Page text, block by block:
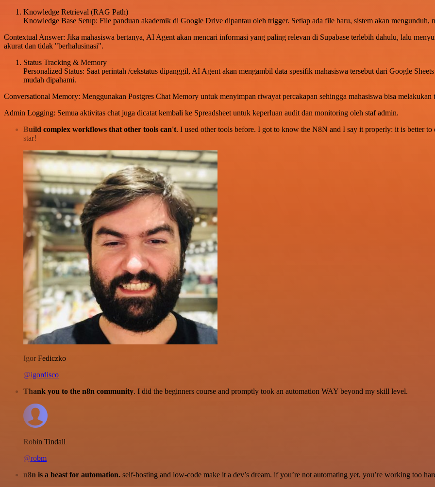
Knowledge Retrieval (RAG Path)
Knowledge Base Setup: File panduan akademik di Google Drive dipantau oleh trigger. Setiap ada file baru, sistem akan mengunduh,
Contextual Answer: Jika mahasiswa bertanya, AI Agent akan mencari informasi yang paling relevan di Supabase terlebih dahulu, lalu
akurat dan tidak "berhalusinasi".
Status Tracking & Memory
Personalized Status: Saat perintah /cekstatus dipanggil, AI Agent akan mengambil data spesifik mahasiswa tersebut dari Google
mudah dipahami.
Conversational Memory: Menggunakan Postgres Chat Memory untuk menyimpan riwayat percakapan sehingga mahasiswa bisa
Admin Logging: Semua aktivitas chat juga dicatat kembali ke Spreadsheet untuk keperluan audit dan monitoring oleh staf admin.
Build complex workflows that other tools can't. I used other tools before. I got to know the N8N and I say it properly: it is better
star!
Igor Fediczko
@igordisco
Thank you to the n8n community. I did the beginners course and promptly took an automation WAY beyond my skill level.
Robin Tindall
@robm
n8n is a beast for automation. self-hosting and low-code make it a dev’s dream. if you’re not automating yet, you’re working too